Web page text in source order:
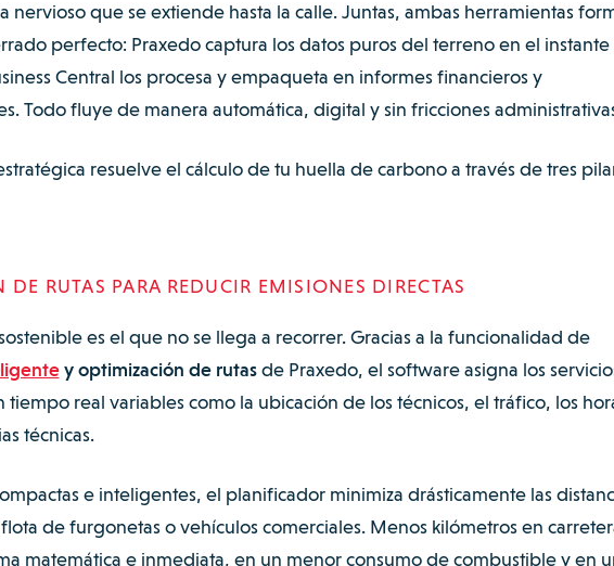
nervioso que se extiende hasta la calle. Juntas, ambas herramientas
perfecto: Praxedo captura los datos puros del terreno en el instante
Central los procesa y empaqueta en informes financieros y
Todo fluye de manera automática, digital y sin fricciones
resuelve el cálculo de tu huella de carbono a través de tres
RUTAS PARA REDUCIR EMISIONES DIRECTAS
es el que no se llega a recorrer. Gracias a la funcionalidad de
y optimización de rutasde Praxedo, el software asigna los
tiempo real variables como la ubicación de los técnicos, el tráfico, los
técnicas.
e inteligentes, el planificador minimiza drásticamente las
de furgonetas o vehículos comerciales. Menos kilómetros en
matemática e inmediata, en un menor consumo de combustible y en